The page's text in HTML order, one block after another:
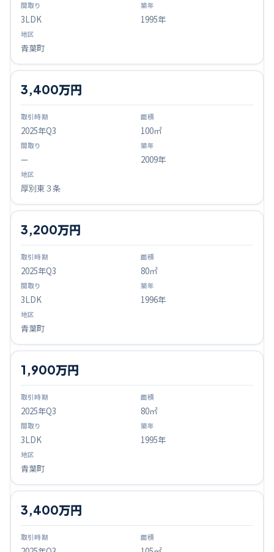
3LDK 1995年
青葉町
2025年Q3
3,400万円
100㎡
— 2009年
厚別東３条
2025年Q3
3,200万円
80㎡
3LDK 1996年
青葉町
2025年Q3
1,900万円
80㎡
3LDK 1995年
青葉町
3,400万円